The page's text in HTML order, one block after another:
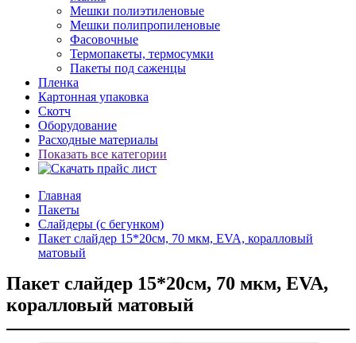
Мешки полиэтиленовые
Мешки полипропиленовые
Фасовочные
Термопакеты, термосумки
Пакеты под саженцы
Пленка
Картонная упаковка
Скотч
Оборудование
Расходные материалы
Показать все категории
Главная
Пакеты
Слайдеры (с бегунком)
Пакет слайдер 15*20см, 70 мкм, EVA, коралловый
матовый
Пакет слайдер 15*20см, 70 мкм, EVA,
коралловый матовый